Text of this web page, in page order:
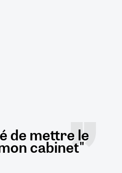
de mettre le
cabinet"